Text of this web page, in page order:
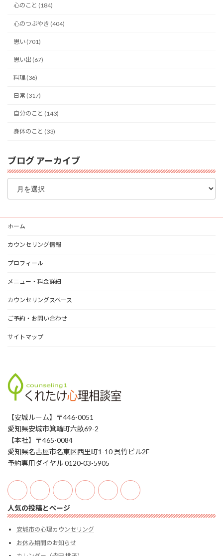
心のこと (184)
心のつぶやき (404)
思い (701)
思い出 (67)
料理 (36)
日常 (317)
自分のこと (143)
身体のこと (33)
ブログ アーカイブ
ブ
グ
ー
カ
ブ
ホーム
カウンセリング情報
プロフィール
メニュー・料金詳細
カウンセリングスペース
ご予約・お問い合わせ
サイトマップ
【安城ルーム】〒446-0051
愛知県安城市箕輪町六畝69-2
【本社】〒465-0084
愛知県名古屋市名東区西里町1-10 呉竹ビル2F
予約専用ダイヤル 0120-03-5905
人気の投稿とページ
安城市の心理カウンセリング
お休み期間のお知らせ